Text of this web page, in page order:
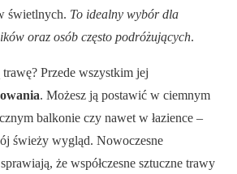
świetlnych. To idealny wybór dla
oraz osób często podróżujących.
Przede wszystkim jej
. Możesz ją postawić w ciemnym
balkonie czy nawet w łazience –
świeży wygląd. Nowoczesne
że współczesne sztuczne trawy